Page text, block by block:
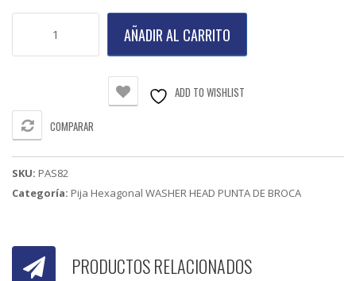
Autorroscable
cantidad
AÑADIR AL CARRITO
ADD TO WISHLIST
COMPARAR
SKU: PAS82
Categoría: Pija Hexagonal WASHER HEAD PUNTA DE BROCA
PRODUCTOS RELACIONADOS